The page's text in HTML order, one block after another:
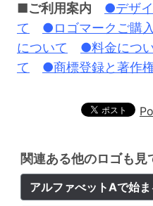
■ご利用案内
●デザ
て
●ロゴマークご購
について
●料金につ
て
●商標登録と著作
関連ある他のロゴも見
アルファべットAで始